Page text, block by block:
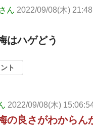
ん 2022/09/08(木)
はハゲどう
ト
2022/09/08(木)
の良さがわからん